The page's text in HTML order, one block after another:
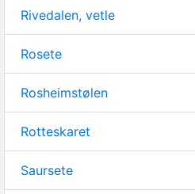
Rivedalen, vetle
Rosete
Rosheimstølen
Rotteskaret
Saursete